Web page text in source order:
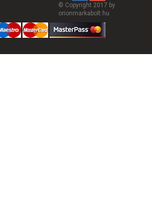
© Copyright 2017 by
orionmarkabolt.hu